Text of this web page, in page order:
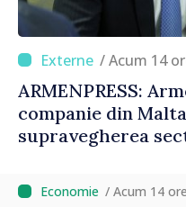
/ Acum 14
ARMENPRESS:
companie din
supravegherea
/ Acum 14 ore